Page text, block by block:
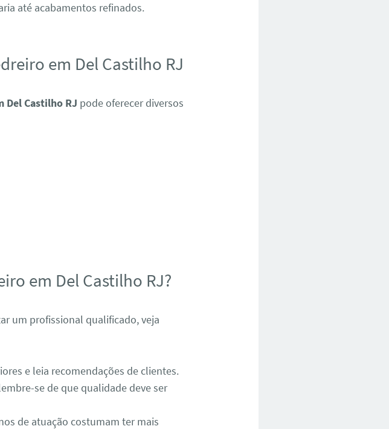
até acabamentos refinados.
em Del Castilho RJ
Del Castilho RJ pode oferecer diversos
em Del Castilho RJ?
um profissional qualificado, veja
e leia recomendações de clientes.
se de que qualidade deve ser
de atuação costumam ter mais